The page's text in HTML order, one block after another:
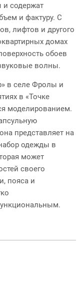
и содержат
и фактуру. С
лифтов и другого
домах
обоев
волны.
в селе Фролы и
в «Точке
моделированием.
представляет на
одежды в
может
своего
пояса и